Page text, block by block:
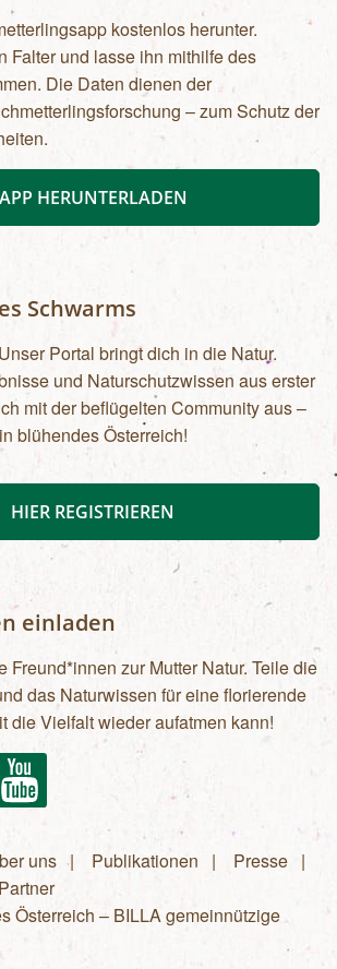
kostenlos herunter.
Falter und lasse ihn mithilfe des
Die Daten dienen der
– zum Schutz der
APP HERUNTERLADEN
Schwarms
Portal bringt dich in die Natur.
und Naturschutzwissen aus erster
mit der beflügelten Community aus –
blühendes Österreich!
HIER REGISTRIEREN
einladen
Freund*innen zur Mutter Natur. Teile die
das Naturwissen für eine florierende
die Vielfalt wieder aufatmen kann!
Youtube
uns Publikationen
Presse
Partner
Österreich – BILLA gemeinnützige